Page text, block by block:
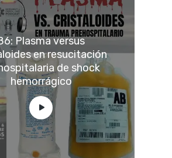
Plasma versus
en resucitación
de shock
hemorrágico